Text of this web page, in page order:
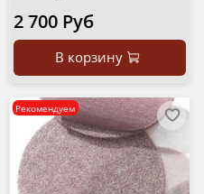
2 700 Руб
В корзину
Рекомендуем